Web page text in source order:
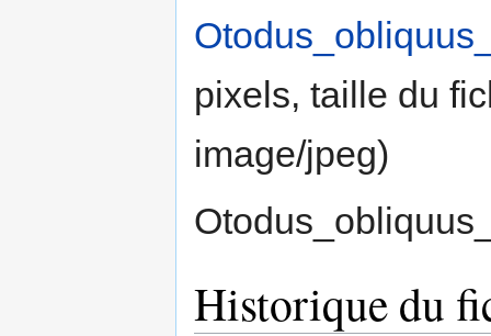
pixels, taille du
image/jpeg)
Historique du